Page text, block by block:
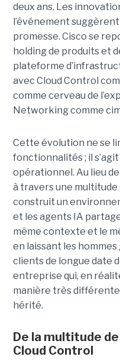
deux ans. Les
l’événement
promesse. Cisco se
holding de produits et
plateforme
avec Cloud Control
comme cerveau de
Networking comme
Cette évolution ne se
fonctionnalités ; il
opérationnel. Au lieu
à travers une multitude
construit un
et les agents IA
même contexte et le
en laissant les
clients de longue date
entreprise qui, en
manière très différente
hérité.
De la multitude
Cloud Control